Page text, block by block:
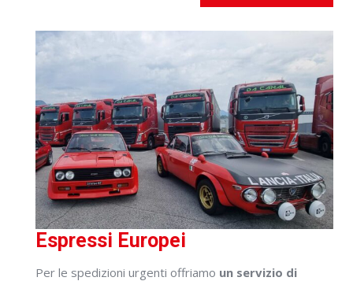
Espressi Europei
Per le spedizioni urgenti offriamo un servizio di